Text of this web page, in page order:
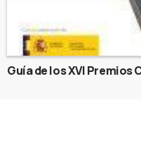
Guía de los XVI Premios